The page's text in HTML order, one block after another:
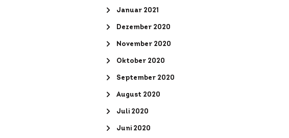
Januar 2021
Dezember 2020
November 2020
Oktober 2020
September 2020
August 2020
Juli 2020
Juni 2020